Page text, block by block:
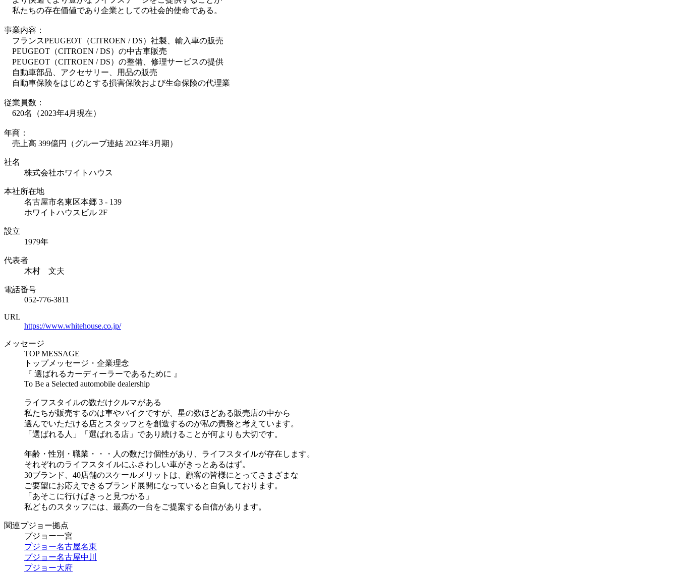
私たちの存在価値であり企業としての社会的使命である。
事業内容：
フランスPEUGEOT（CITROEN / DS）社製、輸入車の販売
PEUGEOT（CITROEN / DS）の中古車販売
PEUGEOT（CITROEN / DS）の整備、修理サービスの提供
自動車部品、アクセサリー、用品の販売
自動車保険をはじめとする損害保険および生命保険の代理業
従業員数：
620名（2023年4月現在）
年商：
売上高 399億円（グループ連結 2023年3月期）
社名
株式会社ホワイトハウス
本社所在地
名古屋市名東区本郷 3 - 139
ホワイトハウスビル 2F
設立
1979年
代表者
木村 文夫
電話番号
052-776-3811
URL
https://www.whitehouse.co.jp/
メッセージ
TOP MESSAGE
トップメッセージ・企業理念
『 選ばれるカーディーラーであるために 』
To Be a Selected automobile dealership
ライフスタイルの数だけクルマがある
私たちが販売するのは車やバイクですが、星の数ほどある販売店の中から
選んでいただける店とスタッフとを創造するのが私の責務と考えています。
「選ばれる人」「選ばれる店」であり続けることが何よりも大切です。
年齢・性別・職業・・・人の数だけ個性があり、ライフスタイルが存在します。
それぞれのライフスタイルにふさわしい車がきっとあるはず。
30ブランド、40店舗のスケールメリットは、顧客の皆様にとってさまざまな
ご要望にお応えできるブランド展開になっていると自負しております。
「あそこに行けばきっと見つかる」
私どものスタッフには、最高の一台をご提案する自信があります。
関連プジョー拠点
プジョー一宮
プジョー名古屋名東
プジョー名古屋中川
プジョー大府